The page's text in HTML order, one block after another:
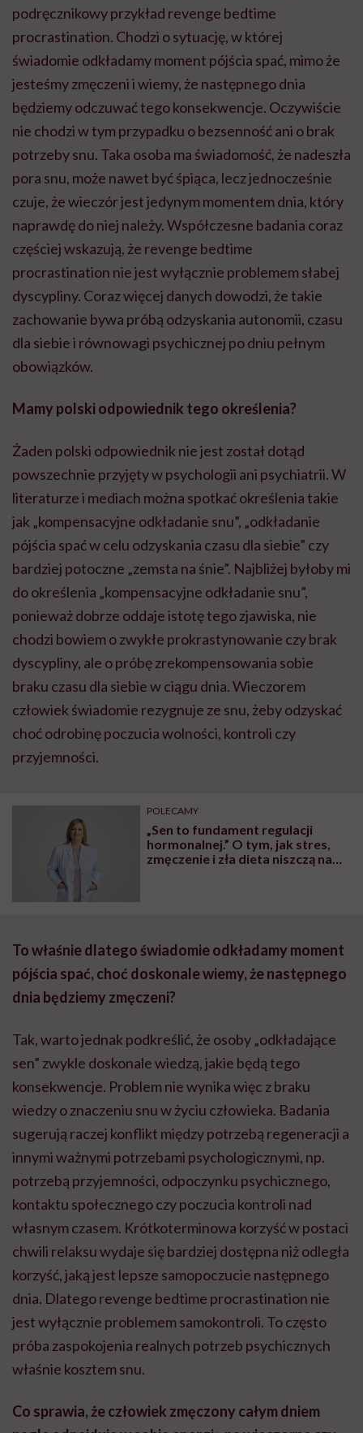
podręcznikowy przykład revenge bedtime
procrastination. Chodzi o sytuację, w której
świadomie odkładamy moment pójścia spać, mimo że
jesteśmy zmęczeni i wiemy, że następnego dnia
będziemy odczuwać tego konsekwencje. Oczywiście
nie chodzi w tym przypadku o bezsenność ani o brak
potrzeby snu. Taka osoba ma świadomość, że nadeszła
pora snu, może nawet być śpiąca, lecz jednocześnie
czuje, że wieczór jest jedynym momentem dnia, który
naprawdę do niej należy. Współczesne badania coraz
częściej wskazują, że revenge bedtime
procrastination nie jest wyłącznie problemem słabej
dyscypliny. Coraz więcej danych dowodzi, że takie
zachowanie bywa próbą odzyskania autonomii, czasu
dla siebie i równowagi psychicznej po dniu pełnym
obowiązków.
Mamy polski odpowiednik tego określenia?
Żaden polski odpowiednik nie jest został dotąd
powszechnie przyjęty w psychologii ani psychiatrii. W
literaturze i mediach można spotkać określenia takie
jak „kompensacyjne odkładanie snu”, „odkładanie
pójścia spać w celu odzyskania czasu dla siebie” czy
bardziej potoczne „zemsta na śnie”. Najbliżej byłoby mi
do określenia „kompensacyjne odkładanie snu”,
ponieważ dobrze oddaje istotę tego zjawiska, nie
chodzi bowiem o zwykłe prokrastynowanie czy brak
dyscypliny, ale o próbę zrekompensowania sobie
braku czasu dla siebie w ciągu dnia. Wieczorem
człowiek świadomie rezygnuje ze snu, żeby odzyskać
choć odrobinę poczucia wolności, kontroli czy
przyjemności.
POLECAMY
„Sen to fundament regulacji
hormonalnej.” O tym, jak stres,
zmęczenie i zła dieta niszczą nam
To właśnie dlatego świadomie odkładamy moment
pójścia spać, choć doskonale wiemy, że następnego
dnia będziemy zmęczeni?
Tak, warto jednak podkreślić, że osoby „odkładające
sen” zwykle doskonale wiedzą, jakie będą tego
konsekwencje. Problem nie wynika więc z braku
wiedzy o znaczeniu snu w życiu człowieka. Badania
sugerują raczej konflikt między potrzebą regeneracji a
innymi ważnymi potrzebami psychologicznymi, np.
potrzebą przyjemności, odpoczynku psychicznego,
kontaktu społecznego czy poczucia kontroli nad
własnym czasem. Krótkoterminowa korzyść w postaci
chwili relaksu wydaje się bardziej dostępna niż odległa
korzyść, jaką jest lepsze samopoczucie następnego
dnia. Dlatego revenge bedtime procrastination nie
jest wyłącznie problemem samokontroli. To często
próba zaspokojenia realnych potrzeb psychicznych
właśnie kosztem snu.
Co sprawia, że człowiek zmęczony całym dniem